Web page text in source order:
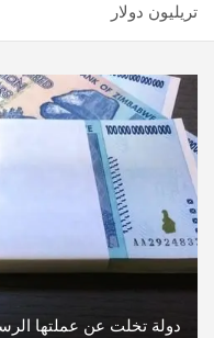
تريليون دولار
دولة تخلت عن عملتها